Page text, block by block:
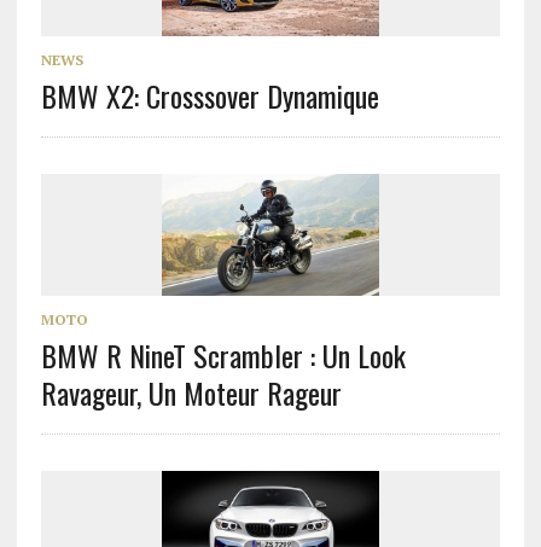
NEWS
BMW X2: Crosssover Dynamique
MOTO
BMW R NineT Scrambler : Un Look
Ravageur, Un Moteur Rageur